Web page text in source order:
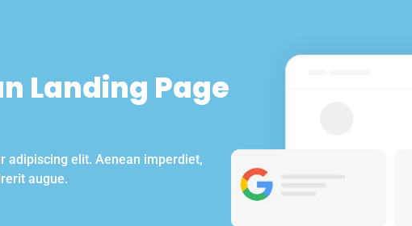
Landing Page
adipiscing elit. Aenean imperdiet,
augue.